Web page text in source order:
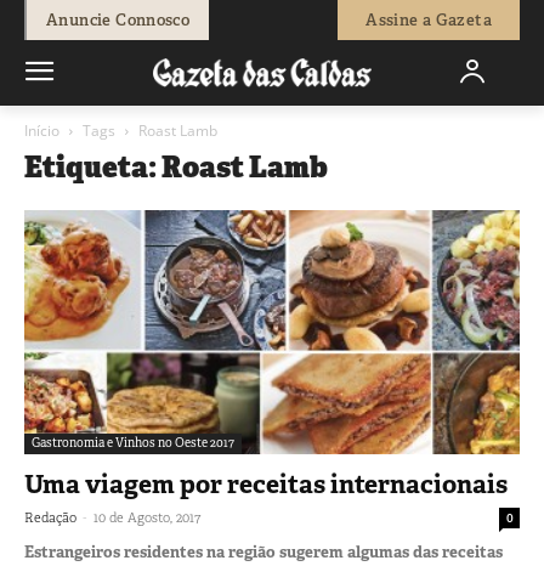
Anuncie Connosco Assine a Gazeta
Início Tags Roast Lamb
Etiqueta: Roast Lamb
Gastronomia e Vinhos no Oeste 2017
Uma viagem por receitas internacionais
Redação - 10 de Agosto, 2017 0
Estrangeiros residentes na região sugerem algumas das receitas